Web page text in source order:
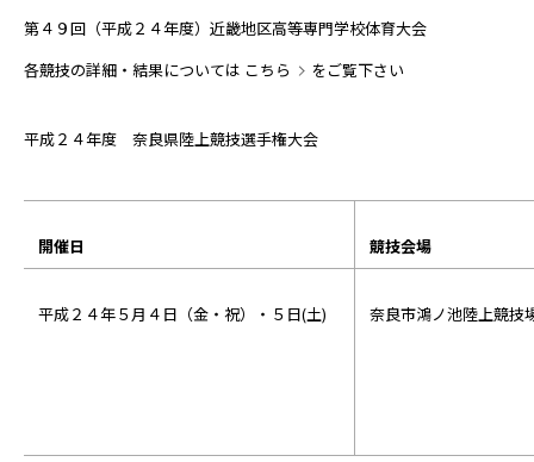
第４９回（平成２４年度）近畿地区高等専門学校体育大会
各競技の詳細・結果については こちら をご覧下さい
平成２４年度 奈良県陸上競技選手権大会
開催日 競技会場
平成２４年５月４日（金・祝）・５日(土) 奈良市鴻ノ池陸上競技